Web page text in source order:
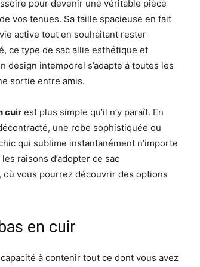
pour devenir une véritable pièce
vos tenues. Sa taille spacieuse en fait
active tout en souhaitant rester
ce type de sac allie esthétique et
design intemporel s’adapte à toutes les
sortie entre amis.
cuir est plus simple qu’il n’y paraît. En
une robe sophistiquée ou
qui sublime instantanément n’importe
raisons d’adopter ce sac
, où vous pourrez découvrir des options
en cuir
à contenir tout ce dont vous avez